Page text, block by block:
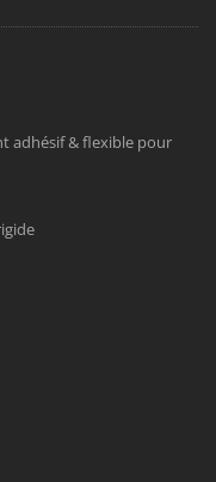
adhésif & flexible pour